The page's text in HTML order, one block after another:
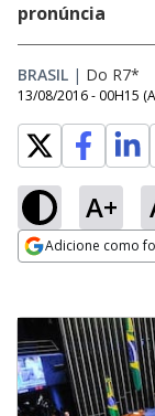
pronúncia
BRASIL | Do R7*
13/08/2016 - 00H15
A+
Adicione como